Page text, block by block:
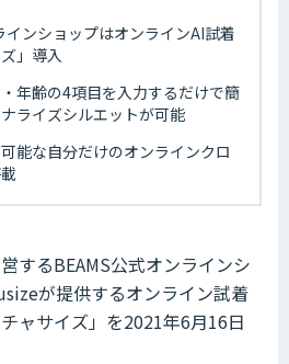
インショップはオンラインAI試着
」導入
年齢の4項目を入力するだけで簡
ライズシルエットが可能
能な自分だけのオンラインクロ
するBEAMS公式オンラインシ
が提供するオンライン試着
ャサイズ」を2021年6月16日